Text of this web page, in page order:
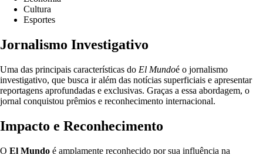
Cultura
Esportes
Jornalismo Investigativo
Uma das principais características do El Mundoé o jornalismo
investigativo, que busca ir além das notícias superficiais e apresentar
reportagens aprofundadas e exclusivas. Graças a essa abordagem, o
jornal conquistou prêmios e reconhecimento internacional.
Impacto e Reconhecimento
O El Mundo é amplamente reconhecido por sua influência na